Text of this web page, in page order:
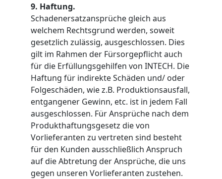
9. Haftung.
Schadenersatzansprüche gleich aus
welchem Rechtsgrund werden, soweit
gesetzlich zulässig, ausgeschlossen. Dies
gilt im Rahmen der Fürsorgepflicht auch
für die Erfüllungsgehilfen von INTECH. Die
Haftung für indirekte Schäden und/ oder
Folgeschäden, wie z.B. Produktionsausfall,
entgangener Gewinn, etc. ist in jedem Fall
ausgeschlossen. Für Ansprüche nach dem
Produkthaftungsgesetz die von
Vorlieferanten zu vertreten sind besteht
für den Kunden ausschließlich Anspruch
auf die Abtretung der Ansprüche, die uns
gegen unseren Vorlieferanten zustehen.